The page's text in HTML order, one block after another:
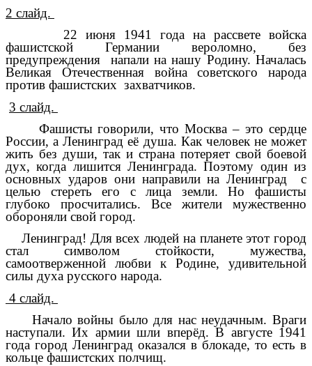
2 слайд.
22 июня 1941 года на рассвете войска
фашистской Германии вероломно, без
предупреждения напали на нашу Родину. Началась
Великая Отечественная война советского народа
против фашистских захватчиков.
3 слайд.
Фашисты говорили, что Москва – это сердце
России, а Ленинград её душа. Как человек не может
жить без души, так и страна потеряет свой боевой
дух, когда лишится Ленинграда. Поэтому один из
основных ударов они направили на Ленинград с
целью стереть его с лица земли. Но фашисты
глубоко просчитались. Все жители мужественно
обороняли свой город.
Ленинград! Для всех людей на планете этот город
стал символом стойкости, мужества,
самоотверженной любви к Родине, удивительной
силы духа русского народа.
4 слайд.
Начало войны было для нас неудачным. Враги
наступали. Их армии шли вперёд. В августе 1941
года город Ленинград оказался в блокаде, то есть в
кольце фашистских полчищ.